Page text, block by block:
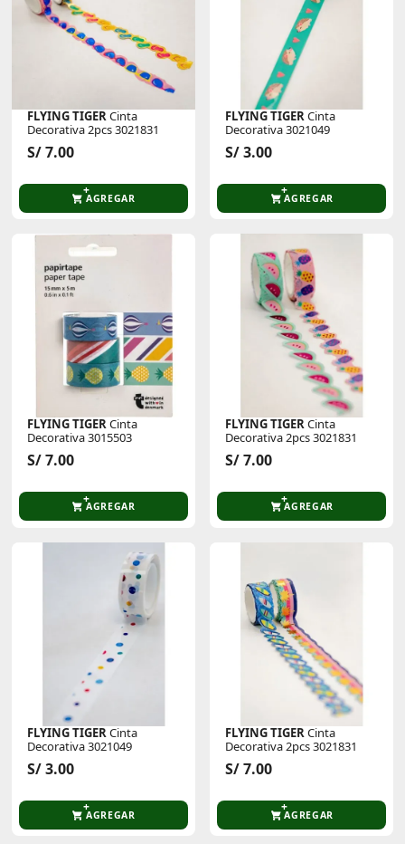
FLYING TIGERCinta
Decorativa 2pcs 3021831
S/ 7.00
AGREGAR
FLYING TIGERCinta
Decorativa 3021049
S/ 3.00
AGREGAR
FLYING TIGERCinta
Decorativa 3015503
S/ 7.00
AGREGAR
FLYING TIGERCinta
Decorativa 2pcs 3021831
S/ 7.00
AGREGAR
FLYING TIGERCinta
Decorativa 3021049
S/ 3.00
AGREGAR
FLYING TIGERCinta
Decorativa 2pcs 3021831
S/ 7.00
AGREGAR